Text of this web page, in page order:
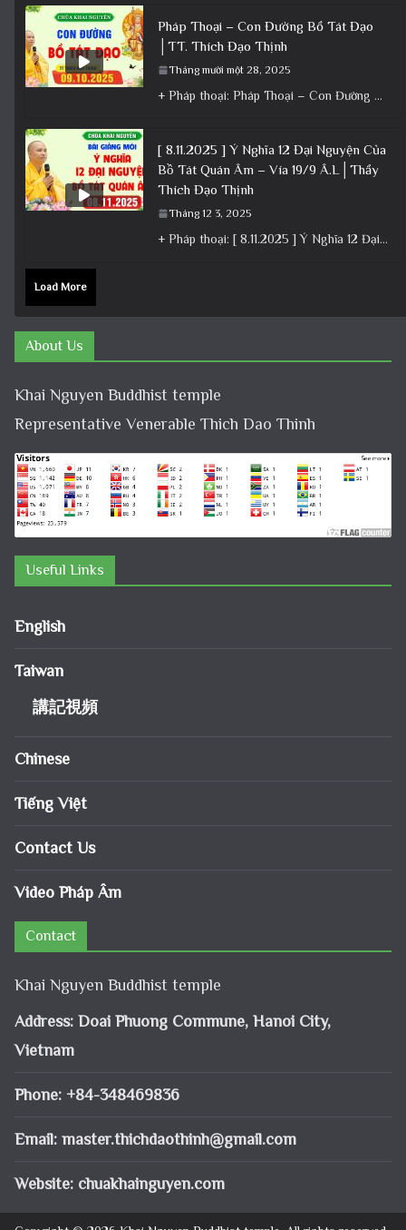
Pháp Thoại – Con Đường Bồ Tát Đạo
│TT. Thích Đạo Thịnh
Tháng mười một 28, 2025
+ Pháp thoại: Pháp Thoại – Con Đường Bồ Tát Đạo │TT. Thích Đạo Thịnh + Album: Pháp Thoại +
[ 8.11.2025 ] Ý Nghĩa 12 Đại Nguyện Của
Bồ Tát Quán Âm – Vía 19/9 Â.L│Thầy
Thích Đạo Thịnh
Tháng 12 3, 2025
+ Pháp thoại: [ 8.11.2025 ] Ý Nghĩa 12 Đại Nguyện Của Bồ Tát Quán Âm – Vía 19/9 Â.L│Thầy
Load More
About Us
Khai Nguyen Buddhist temple
Representative Venerable Thich Dao Thinh
Useful Links
English
Taiwan
講記視頻
Chinese
Tiếng Việt
Contact Us
Video Pháp Âm
Contact
Khai Nguyen Buddhist temple
Address: Doai Phuong Commune, Hanoi City,
Vietnam
Phone: +84-348469836
Email: master.thichdaothinh@gmail.com
Website: chuakhainguyen.com